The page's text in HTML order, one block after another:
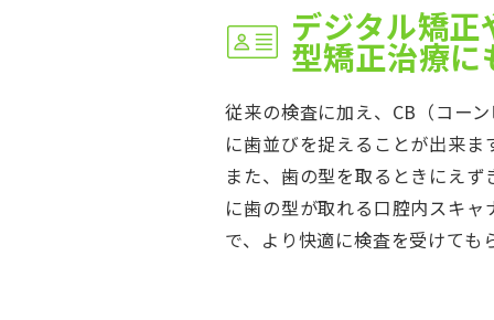
デジタル矯
型矯正治療に
従来の検査に加え、CB（コー
に歯並びを捉えることが出来ま
また、歯の型を取るときにえ
に歯の型が取れる口腔内スキ
で、より快適に検査を受けても